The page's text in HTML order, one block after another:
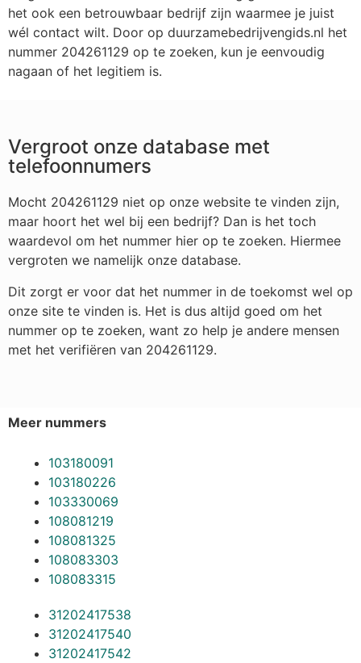
het ook een betrouwbaar bedrijf zijn waarmee je juist
wél contact wilt. Door op duurzamebedrijvengids.nl het
nummer 204261129 op te zoeken, kun je eenvoudig
nagaan of het legitiem is.
Vergroot onze database met
telefoonnumers
Mocht 204261129 niet op onze website te vinden zijn,
maar hoort het wel bij een bedrijf? Dan is het toch
waardevol om het nummer hier op te zoeken. Hiermee
vergroten we namelijk onze database.
Dit zorgt er voor dat het nummer in de toekomst wel op
onze site te vinden is. Het is dus altijd goed om het
nummer op te zoeken, want zo help je andere mensen
met het verifiëren van 204261129.
Meer nummers
103180091
103180226
103330069
108081219
108081325
108083303
108083315
31202417538
31202417540
31202417542